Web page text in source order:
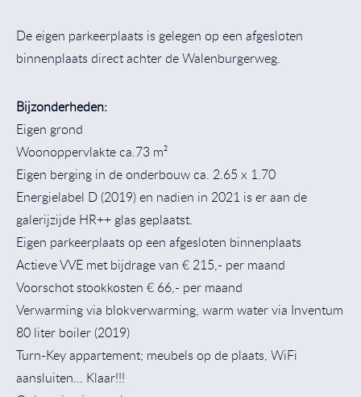
De eigen parkeerplaats is gelegen op een afgesloten
binnenplaats direct achter de Walenburgerweg.
Bijzonderheden:
Eigen grond
Woonoppervlakte ca.73 m²
Eigen berging in de onderbouw ca. 2.65 x 1.70
Energielabel D (2019) en nadien in 2021 is er aan de
galerijzijde HR++ glas geplaatst.
Eigen parkeerplaats op een afgesloten binnenplaats
Actieve VVE met bijdrage van € 215,- per maand
Voorschot stookkosten € 66,- per maand
Verwarming via blokverwarming, warm water via Inventum
80 liter boiler (2019)
Turn-Key appartement; meubels op de plaats, WiFi
aansluiten... Klaar!!!